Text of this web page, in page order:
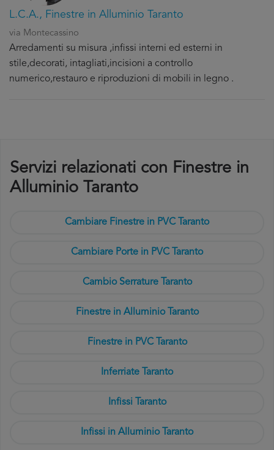
L.C.A., Finestre in Alluminio Taranto
via Montecassino
Arredamenti su misura ,infissi interni ed esterni in
stile,decorati, intagliati,incisioni a controllo
numerico,restauro e riproduzioni di mobili in legno .
Servizi relazionati con Finestre in
Alluminio Taranto
Cambiare Finestre in PVC Taranto
Cambiare Porte in PVC Taranto
Cambio Serrature Taranto
Finestre in Alluminio Taranto
Finestre in PVC Taranto
Inferriate Taranto
Infissi Taranto
Infissi in Alluminio Taranto